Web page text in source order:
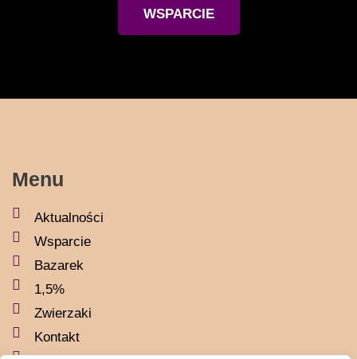
WSPARCIE
Menu
Aktualności
Wsparcie
Bazarek
1,5%
Zwierzaki
Kontakt